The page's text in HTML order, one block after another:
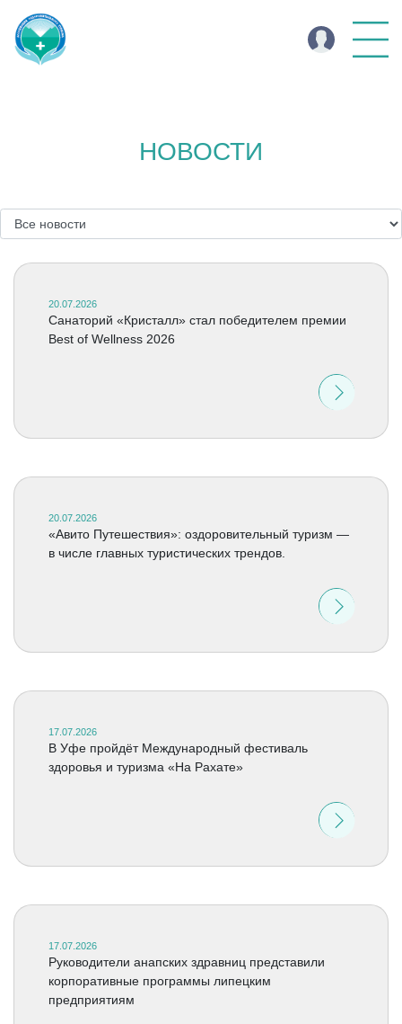
НОВОСТИ
20.07.2026
Cанаторий «Кристалл» стал победителем премии
Best of Wellness 2026
20.07.2026
«Авито Путешествия»: оздоровительный туризм —
в числе главных туристических трендов.
17.07.2026
В Уфе пройдёт Международный фестиваль
здоровья и туризма «На Рахате»
17.07.2026
Руководители анапских здравниц представили
корпоративные программы липецким
предприятиям